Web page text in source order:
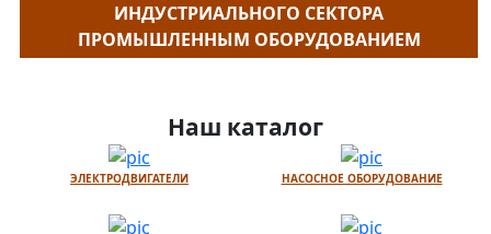
ИНДУСТРИАЛЬНОГО СЕКТОРА
ПРОМЫШЛЕННЫМ ОБОРУДОВАНИЕМ
Наш каталог
ЭЛЕКТРОДВИГАТЕЛИ НАСОСНОЕ ОБОРУДОВАНИЕ